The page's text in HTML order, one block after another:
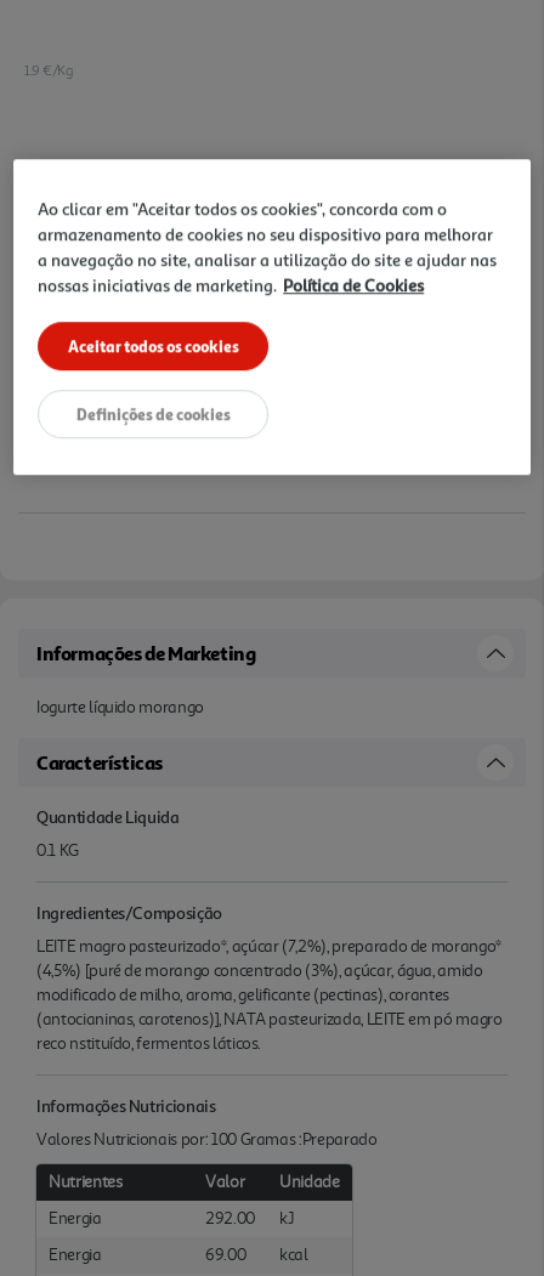
1.9 €/Kg
Notas de preparação
Informações de Marketing
Iogurte líquido morango
Características
Quantidade Liquida
0.1 KG
Ingredientes/Composição
LEITE magro pasteurizado*, açúcar (7,2%), preparado de morango*
(4,5%) [puré de morango concentrado (3%), açúcar, água, amido
modificado de milho, aroma, gelificante (pectinas), corantes
(antocianinas, carotenos)], NATA pasteurizada, LEITE em pó magro
reco nstituído, fermentos láticos.
Informações Nutricionais
Valores Nutricionais por: 100 Gramas :Preparado
Nutrientes Valor
Unidade
Energia
292.00
kJ
Energia
69.00
kcal
Ao clicar em "Aceitar todos os cookies", concorda com o
armazenamento de cookies no seu dispositivo para melhorar
a navegação no site, analisar a utilização do site e ajudar nas
nossas iniciativas de marketing. Política de Cookies
Aceitar todos os cookies
Definições de cookies